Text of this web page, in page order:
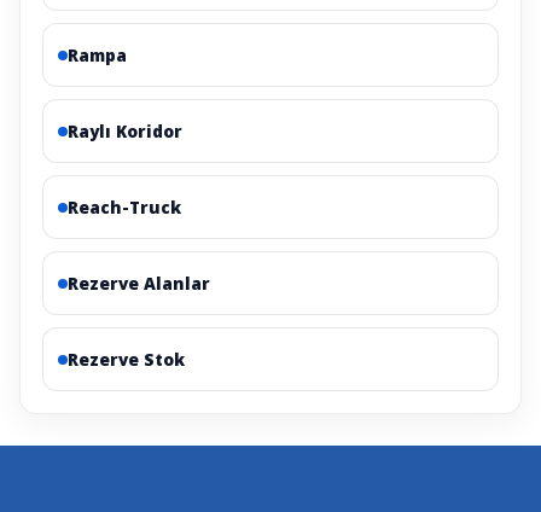
Rampa
Raylı Koridor
Reach-Truck
Rezerve Alanlar
Rezerve Stok